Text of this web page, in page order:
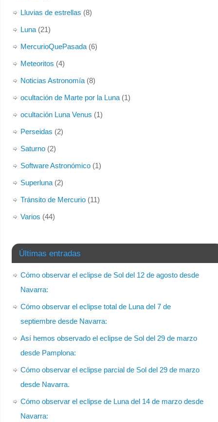
Lluvias de estrellas (8)
Luna(21)
MercurioQuePasada(6)
Meteoritos (4)
Noticias Astronomía(8)
ocultación de Marte por la Luna(1)
ocultación Luna Venus (1)
Perseidas (2)
Saturno(2)
Software Astronómico(1)
Superluna(2)
Tránsito de Mercurio(11)
Varios (44)
Últimas entradas
Cómo observar el eclipse de Sol del 12 de agosto desde
Navarra:
Cómo observar el eclipse total de Luna del 7 de
septiembre desde Navarra:
Así hemos observado el eclipse de Sol del 29 de marzo
desde Pamplona:
Cómo observar el eclipse parcial de Sol del 29 de marzo
desde Navarra.
Cómo observar el eclipse de Luna del 14 de marzo desde
Navarra: